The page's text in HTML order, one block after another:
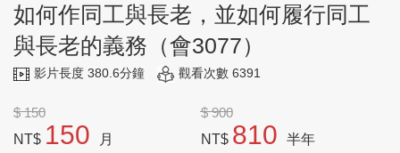
如何作同工與長老，並如何履行同工
與長老的義務（會3077）
影片長度 380.6分鐘 觀看次數 6391
$ 150
NT$ 150 月
$ 900
NT$ 810 半年